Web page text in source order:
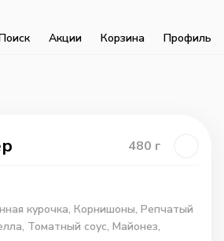
Акции Корзина Профиль
480 г
курочка, Корнишоны, Репчатый
Томатный соус, Майонез,